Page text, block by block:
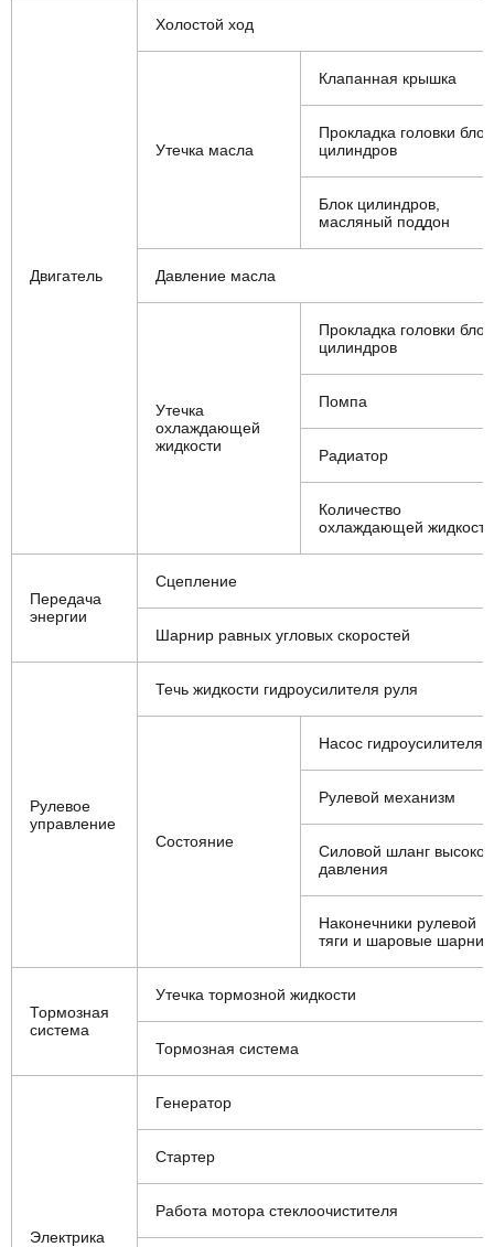
Двигатель
Холостой ход
Утечка масла
Клапанная крышка
Прокладка головки
цилиндров
Блок цилиндров,
масляный поддон
Давление масла
Утечка
охлаждающей
жидкости
Прокладка головки
цилиндров
Помпа
Радиатор
Количество
охлаждающей жидкости
Передача
энергии
Сцепление
Шарнир равных угловых скоростей
Рулевое
управление
Течь жидкости гидроусилителя руля
Состояние
Насос гидроусилителя
Рулевой механизм
Силовой шланг
давления
Наконечники рулевой
тяги и шаровые
Тормозная
система
Утечка тормозной жидкости
Тормозная система
Электрика
Генератор
Стартер
Работа мотора стеклоочистителя